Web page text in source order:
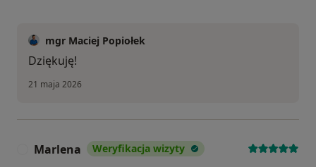
mgr Maciej Popiołek
Dziękuję!
21 maja 2026
Marlena Weryfikacja wizyty